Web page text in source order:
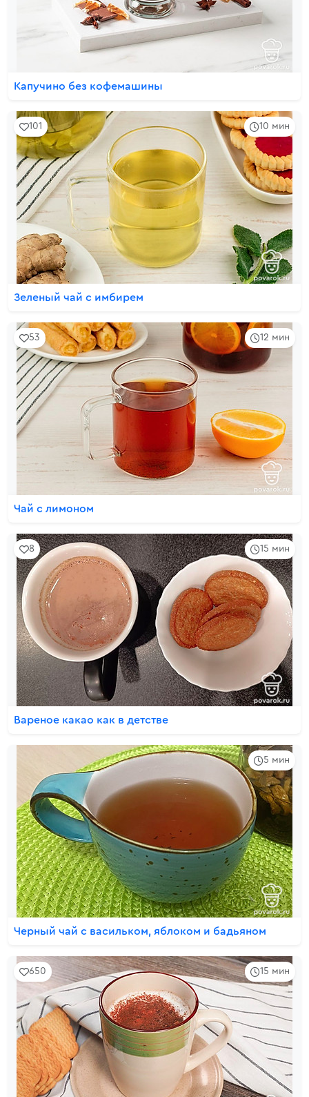
Капучино без кофемашины
10 мин
101
Зеленый чай с имбирем
12 мин
53
Чай с лимоном
15 мин
8
Вареное какао как в детстве
5 мин
Черный чай с васильком, яблоком и бадьяном
15 мин
650